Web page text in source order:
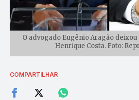
O advogado Eugênio Aragão
Henrique Costa. Foto:
COMPARTILHAR